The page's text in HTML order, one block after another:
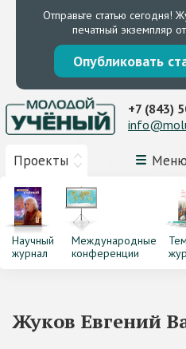
Отправьте статью сегодня!
печатный экземпляр
Опубликовать
Проекты Меню
+7 (843)
Научный
журнал
Международные
конференции
Жуков Евгений